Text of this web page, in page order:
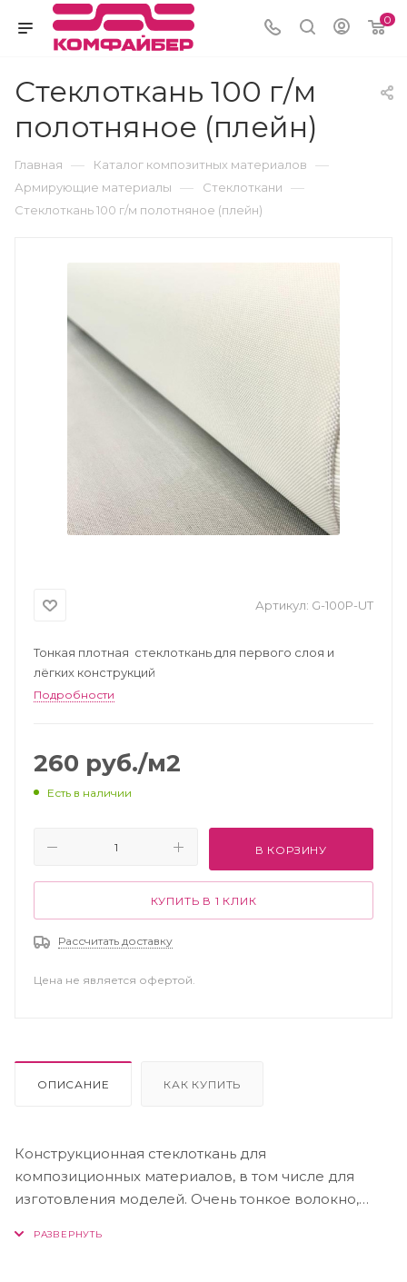
0
Стеклоткань 100 г/м
полотняное (плейн)
Главная — Каталог композитных материалов —
Армирующие материалы — Стеклоткани —
Стеклоткань 100 г/м полотняное (плейн)
Артикул: G-100P-UT
Тонкая плотная стеклоткань для первого слоя и
лёгких конструкций
Подробности
260 руб./м2
Есть в наличии
В КОРЗИНУ
КУПИТЬ В 1 КЛИК
Рассчитать доставку
Цена не является офертой.
ОПИСАНИЕ КАК КУПИТЬ
Конструкционная стеклоткань для
композиционных материалов, в том числе для
изготовления моделей. Очень тонкое волокно,